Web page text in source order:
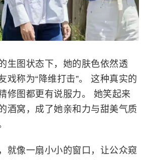
生图状态下，她的肤色依然透
戏称为“降维打击”。 这种真实的
修图都更有说服力。 她笑起来
酒窝，成了她亲和力与甜美气质
就像一扇小小的窗口，让公众窥